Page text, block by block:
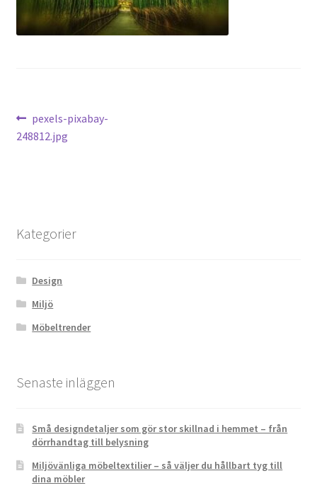
Inläggsnavigering
Previous
post:
pexels-pixabay-
248812.jpg
Kategorier
Design
Miljö
Möbeltrender
Senaste inläggen
Små designdetaljer som gör stor skillnad i hemmet – från
dörrhandtag till belysning
Miljövänliga möbeltextilier – så väljer du hållbart tyg till
dina möbler